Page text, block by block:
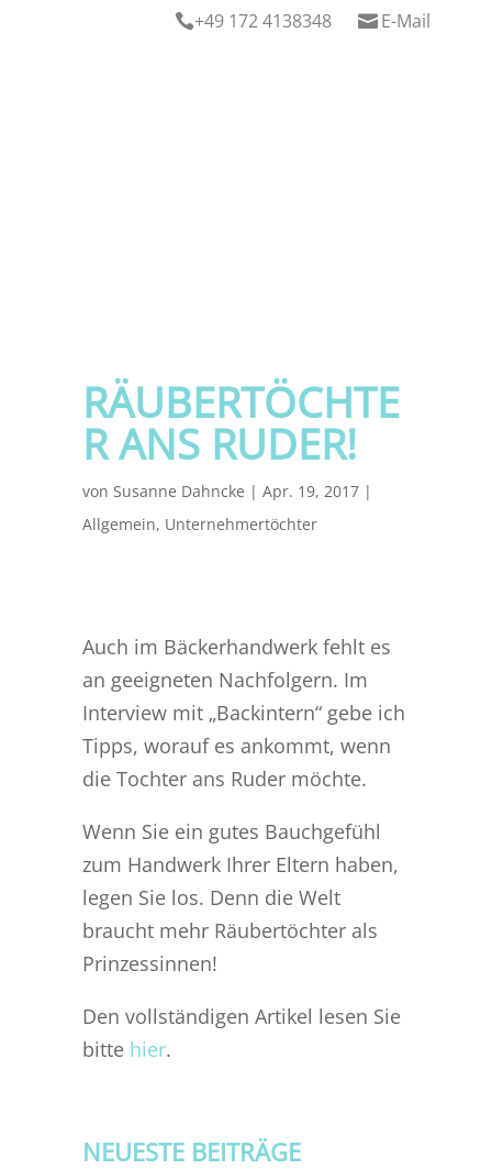
+49 172 4138348  E-Mail
RÄUBERTÖCHTE
R ANS RUDER!
von Susanne Dahncke | Apr. 19, 2017|
Allgemein, Unternehmertöchter
Auch im Bäckerhandwerk fehlt es
an geeigneten Nachfolgern. Im
Interview mit „Backintern“ gebe ich
Tipps, worauf es ankommt, wenn
die Tochter ans Ruder möchte.
Wenn Sie ein gutes Bauchgefühl
zum Handwerk Ihrer Eltern haben,
legen Sie los. Denn die Welt
braucht mehr Räubertöchter als
Prinzessinnen!
Den vollständigen Artikel lesen Sie
bitte hier.
NEUESTE BEITRÄGE